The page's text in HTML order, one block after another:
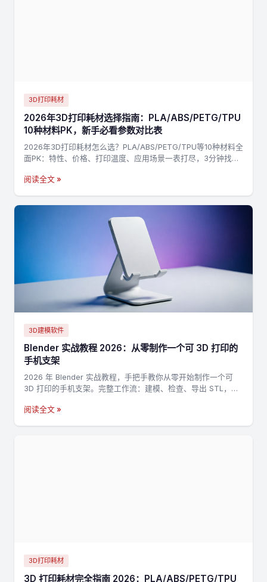
3D打印耗材
2026年3D打印耗材选择指南：PLA/ABS/PETG/TPU
10种材料PK，新手必看参数对比表
2026年3D打印耗材怎么选？PLA/ABS/PETG/TPU等10种材料全
面PK：特性、价格、打印温度、应用场景一表打尽，3分钟找到
阅读全文 »
3D建模软件
Blender 实战教程 2026：从零制作一个可 3D 打印的
手机支架
2026 年 Blender 实战教程，手把手教你从零开始制作一个可
3D 打印的手机支架。完整工作流：建模、检查、导出 STL，适
阅读全文 »
3D打印耗材
3D 打印耗材完全指南 2026：PLA/ABS/PETG/TPU